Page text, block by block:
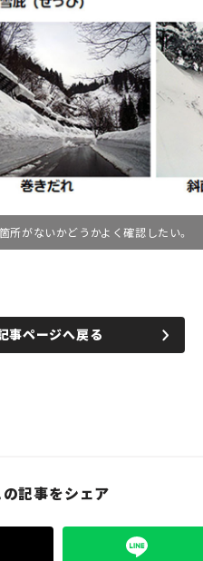
がないかどうかよく確認したい。
事ページへ戻る
の記事をシェア